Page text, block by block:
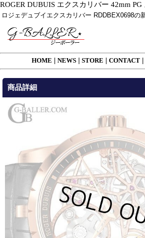
ROGER DUBUIS エクスカリバー 42mm PG
ロジェデュブイエクスカリバー RDDBEX0698の
HOME NEWS STORE CONTACT
商品詳細